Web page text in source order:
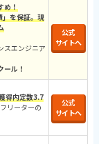
め！
」を保証。現
スエンジニア
ール！
公式
サイトへ
得内定数3.7
フリーターの
公式
サイトへ